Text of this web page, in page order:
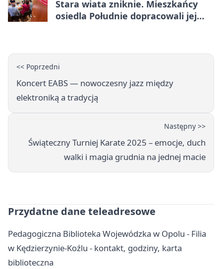
Stara wiata zniknie. Mieszkańcy
osiedla Południe dopracowali jej
<< Poprzedni
Koncert EABS — nowoczesny jazz między
elektroniką a tradycją
Następny >>
Świąteczny Turniej Karate 2025 – emocje, duch
walki i magia grudnia na jednej macie
Przydatne dane teleadresowe
Pedagogiczna Biblioteka Wojewódzka w Opolu - Filia
w Kędzierzynie-Koźlu - kontakt, godziny, karta
biblioteczna